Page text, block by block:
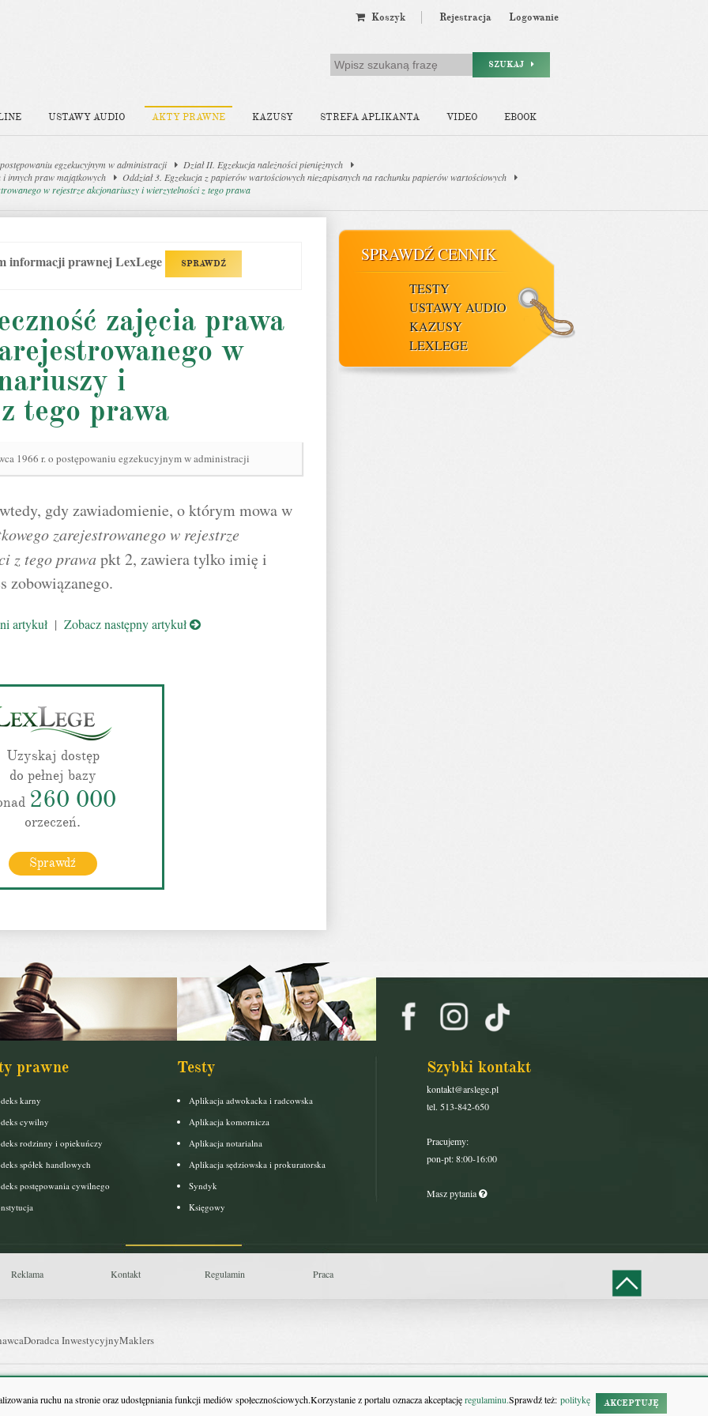
ruchu na stronie oraz udostępniania funkcji mediów społecznościowych.Korzystanie z portalu oznacza akceptacjęregulaminu.Sprawdź też: politykę AKCEPTUJĘ
Koszyk Rejestracja Logowanie
SZUKAJ
USTAWY AUDIO AKTY PRAWNE KAZUSY STREFA APLIKANTA VIDEO EBOOK
egzekucyjnym w administracji
Dział II. Egzekucja należności pieniężnych
i innych praw majątkowych
Oddział 3. Egzekucja z papierów wartościowych niezapisanych na rachunku papierów wartościowych
w rejestrze akcjonariuszy i wierzytelności z tego prawa
informacji prawnej LexLege SPRAWDŹ
zajęcia prawa
w
i
tego prawa
1966 r. o postępowaniu egzekucyjnym w administracji
gdy zawiadomienie, o którym mowa w
zarejestrowanego w rejestrze
z tego prawapkt 2, zawiera tylko imię i
zobowiązanego.
artykuł| Zobacz następny artykuł
Uzyskaj dostęp
do pełnej bazy
260 000
orzeczeń.
Sprawdź
SPRAWDŹ CENNIK
TESTY
USTAWY AUDIO
KAZUSY
LEXLEGE
prawne
karny
cywilny
rodzinny i opiekuńczy
spółek handlowych
postępowania cywilnego
Testy
Aplikacja adwokacka i radcowska
Aplikacja komornicza
Aplikacja notarialna
Aplikacja sędziowska i prokuratorska
Syndyk
Księgowy
Szybki kontakt
kontakt@arslege.pl
tel. 513-842-650
Pracujemy:
pon-pt: 8:00-16:00
Masz pytania
Reklama Kontakt Regulamin Praca
Doradca InwestycyjnyMaklers
FarmacjiPit.pl